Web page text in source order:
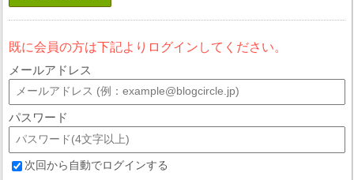
既に会員の方は下記よりログインしてください。
メールアドレス
パスワード
次回から自動でログインする